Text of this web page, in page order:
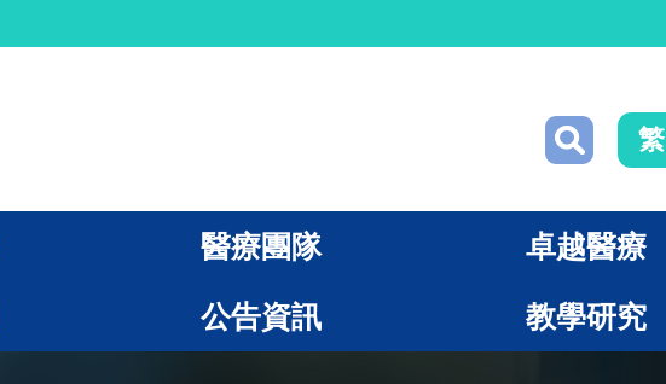
繁
醫療團隊 卓越醫療
公告資訊 教學研究